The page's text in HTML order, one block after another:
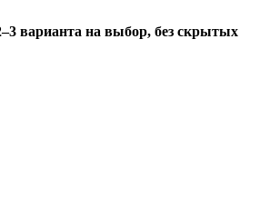
варианта на выбор, без скрытых